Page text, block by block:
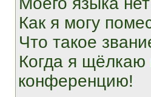
Как я могу
Что такое
Когда я щёлкаю
конференцию!